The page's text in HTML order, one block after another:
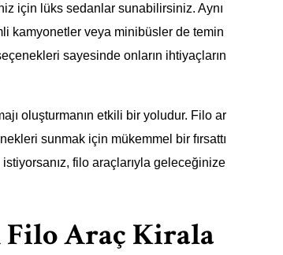
için lüks sedanlar sunabilirsiniz. Aynı
kamyonetler veya minibüsler de temin
sayesinde onların ihtiyaçların
oluşturmanın etkili bir yoludur. Filo ar
sunmak için mükemmel bir fırsattı
filo araçlarıyla geleceğinize
Araç Kirala